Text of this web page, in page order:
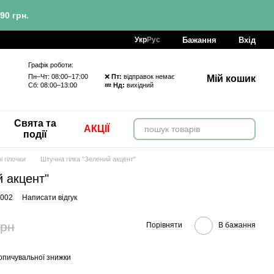
грн.
УкрРус Бажання Вхід
Графік роботи:
Пн–Чт: 08:00–17:00 ❌ Пт: відправок немає
Сб: 08:00–13:00 💤 Нд: вихідний
Мій кошик
Свята та
події
АКЦІЇ
гілочки Штучна гілка "Зелений акцент"
акцент"
Написати відгук
Порівняти В бажання
знижки